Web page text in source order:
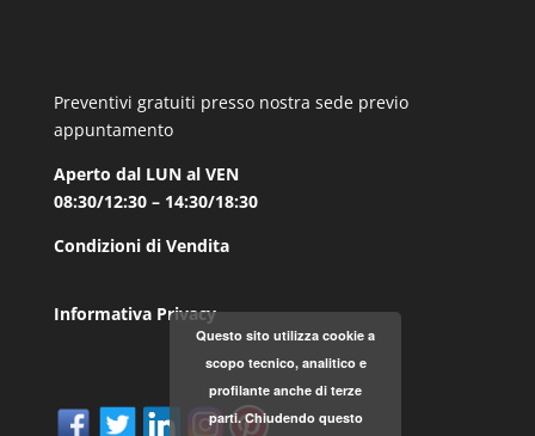
Preventivi gratuiti presso nostra sede previo
appuntamento
Aperto dal LUN al VEN
08:30/12:30 – 14:30/18:30
Condizioni di Vendita
Informativa Privacy
Questo sito utilizza cookie a
scopo tecnico, analitico e
profilante anche di terze
parti. Chiudendo questo